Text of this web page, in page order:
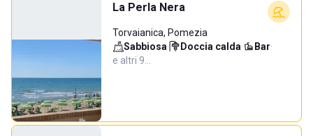
La Perla Nera
Torvaianica, Pomezia
Sabbiosa· Doccia calda· Bar·
e altri 9…